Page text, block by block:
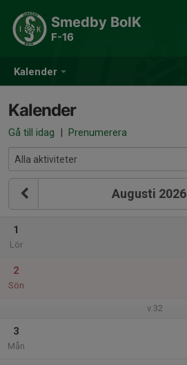
Kalender
Smedby BoIK
F-16
Kalender
Gå till idag | Prenumerera
Augusti 2026
1
Lör
2
Sön
v.32
3
Mån